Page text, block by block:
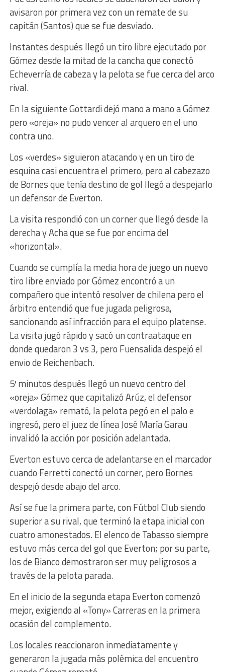
avisaron por primera vez con un remate de su
capitán (Santos) que se fue desviado.
Instantes después llegó un tiro libre ejecutado por
Gómez desde la mitad de la cancha que conectó
Echeverría de cabeza y la pelota se fue cerca del arco
rival.
En la siguiente Gottardi dejó mano a mano a Gómez
pero «oreja» no pudo vencer al arquero en el uno
contra uno.
Los «verdes» siguieron atacando y en un tiro de
esquina casi encuentra el primero, pero al cabezazo
de Bornes que tenía destino de gol llegó a despejarlo
un defensor de Everton.
La visita respondió con un corner que llegó desde la
derecha y Acha que se fue por encima del
«horizontal».
Cuando se cumplía la media hora de juego un nuevo
tiro libre enviado por Gómez encontró a un
compañero que intentó resolver de chilena pero el
árbitro entendió que fue jugada peligrosa,
sancionando así infracción para el equipo platense.
La visita jugó rápido y sacó un contraataque en
donde quedaron 3 vs 3, pero Fuensalida despejó el
envio de Reichenbach.
5′ minutos después llegó un nuevo centro del
«oreja» Gómez que capitalizó Arúz, el defensor
«verdolaga» remató, la pelota pegó en el palo e
ingresó, pero el juez de línea José María Garau
invalidó la acción por posición adelantada.
Everton estuvo cerca de adelantarse en el marcador
cuando Ferretti conectó un corner, pero Bornes
despejó desde abajo del arco.
Así se fue la primera parte, con Fútbol Club siendo
superior a su rival, que terminó la etapa inicial con
cuatro amonestados. El elenco de Tabasso siempre
estuvo más cerca del gol que Everton; por su parte,
los de Bianco demostraron ser muy peligrosos a
través de la pelota parada.
En el inicio de la segunda etapa Everton comenzó
mejor, exigiendo al «Tony» Carreras en la primera
ocasión del complemento.
Los locales reaccionaron inmediatamente y
generaron la jugada más polémica del encuentro